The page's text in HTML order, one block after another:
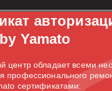
Yamato
центр обладает всеми
профессионального
сертификатами: